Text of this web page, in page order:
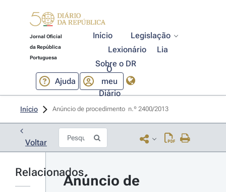
Jornal Oficial
da República
Portuguesa
Início
Legislação
Lexionário
Lia
Sobre o DR
Ajuda
O
meu
Diário
Início Anúncio de procedimento  n.º 2400/2013
Voltar
Relacionados
Anúncio de